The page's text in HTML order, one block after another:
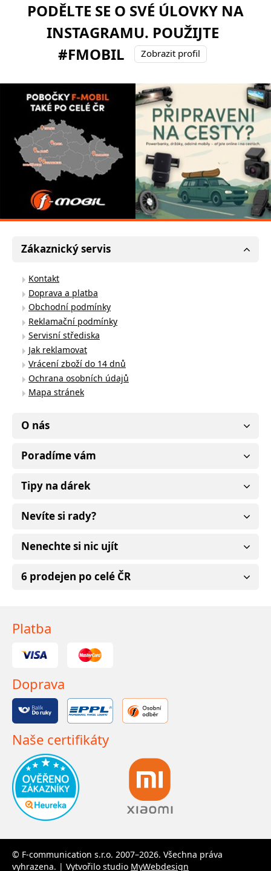
PODĚLTE SE O SVÉ ÚLOVKY NA
INSTAGRAMU. POUŽIJTE
#FMOBIL
Zobrazit profil
Zákaznický servis
Kontakt
Doprava a platba
Obchodní podmínky
Reklamační podmínky
Servisní střediska
Jak reklamovat
Vrácení zboží do 14 dnů
Ochrana osobních údajů
Mapa stránek
O nás
Poradíme vám
Tipy na dárek
Nevíte si rady?
Nenechte si nic ujít
6 prodejen po celé ČR
Platba
Doprava
Naše certifikáty
© F-communication s.r.o. 2007–2026. Všechna práva
vyhrazena. | Vytvořilo studio MyWebdesign